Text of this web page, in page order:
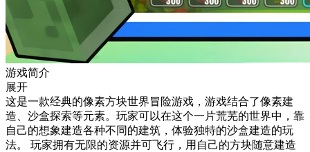
游戏简介
展开
这是一款经典的像素方块世界冒险游戏，游戏结合了像素建
造、沙盒探索等元素。玩家可以在这个一片荒芜的世界中，靠
自己的想象建造各种不同的建筑，体验独特的沙盒建造的玩
法。 玩家拥有无限的资源并可飞行，用自己的方块随意建造